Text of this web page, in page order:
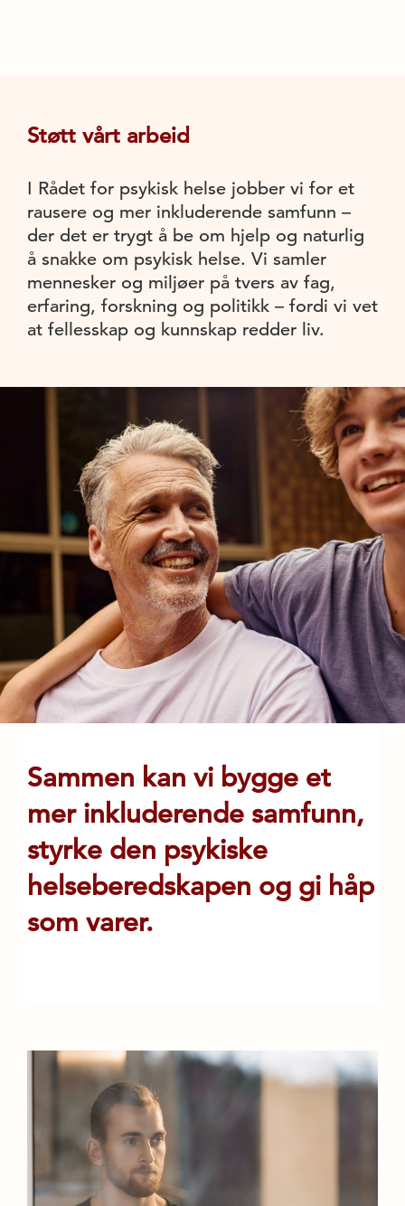
Støtt vårt arbeid
I Rådet for psykisk helse jobber vi for et
rausere og mer inkluderende samfunn –
der det er trygt å be om hjelp og naturlig
å snakke om psykisk helse. Vi samler
mennesker og miljøer på tvers av fag,
erfaring, forskning og politikk – fordi vi vet
at fellesskap og kunnskap redder liv.
Sammen kan vi bygge et
mer inkluderende samfunn,
styrke den psykiske
helseberedskapen og gi håp
som varer.